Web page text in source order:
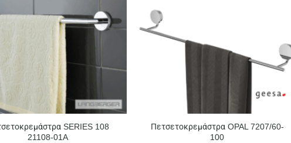
SERIES 108
21108-01A
Πετσετοκρεμάστρα OPAL 7207/60-
100